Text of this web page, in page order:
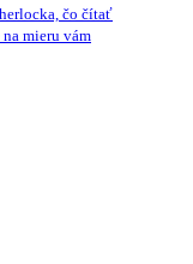
čo čítať
mieru vám